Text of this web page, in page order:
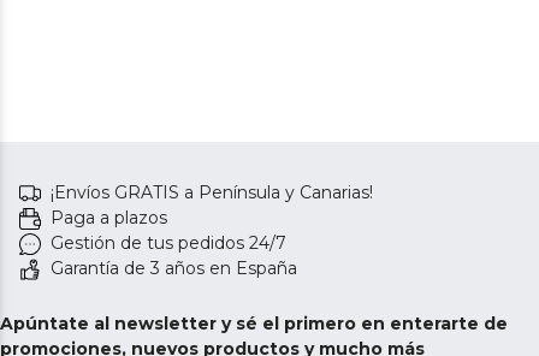
¡Envíos GRATIS a Península y Canarias!
Paga a plazos
Gestión de tus pedidos 24/7
Garantía de 3 años en España
Apúntate al newsletter y sé el primero en enterarte de
promociones, nuevos productos y mucho más